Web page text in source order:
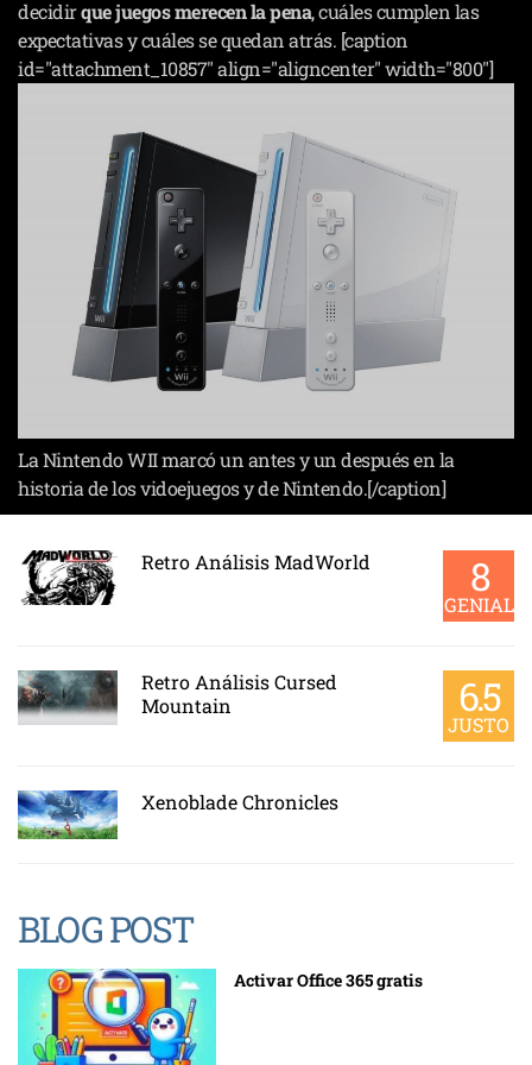
decidirque juegos merecen la pena, cuáles cumplen las
expectativas y cuáles se quedan atrás. [caption
id="attachment_10857" align="aligncenter" width="800"]
La Nintendo WII marcó un antes y un después en la
historia de los vidoejuegos y de Nintendo.[/caption]
Retro Análisis MadWorld 8
GENIAL
Retro Análisis Cursed
Mountain
6.5
JUSTO
Xenoblade Chronicles
BLOG POST
Activar Office 365 gratis